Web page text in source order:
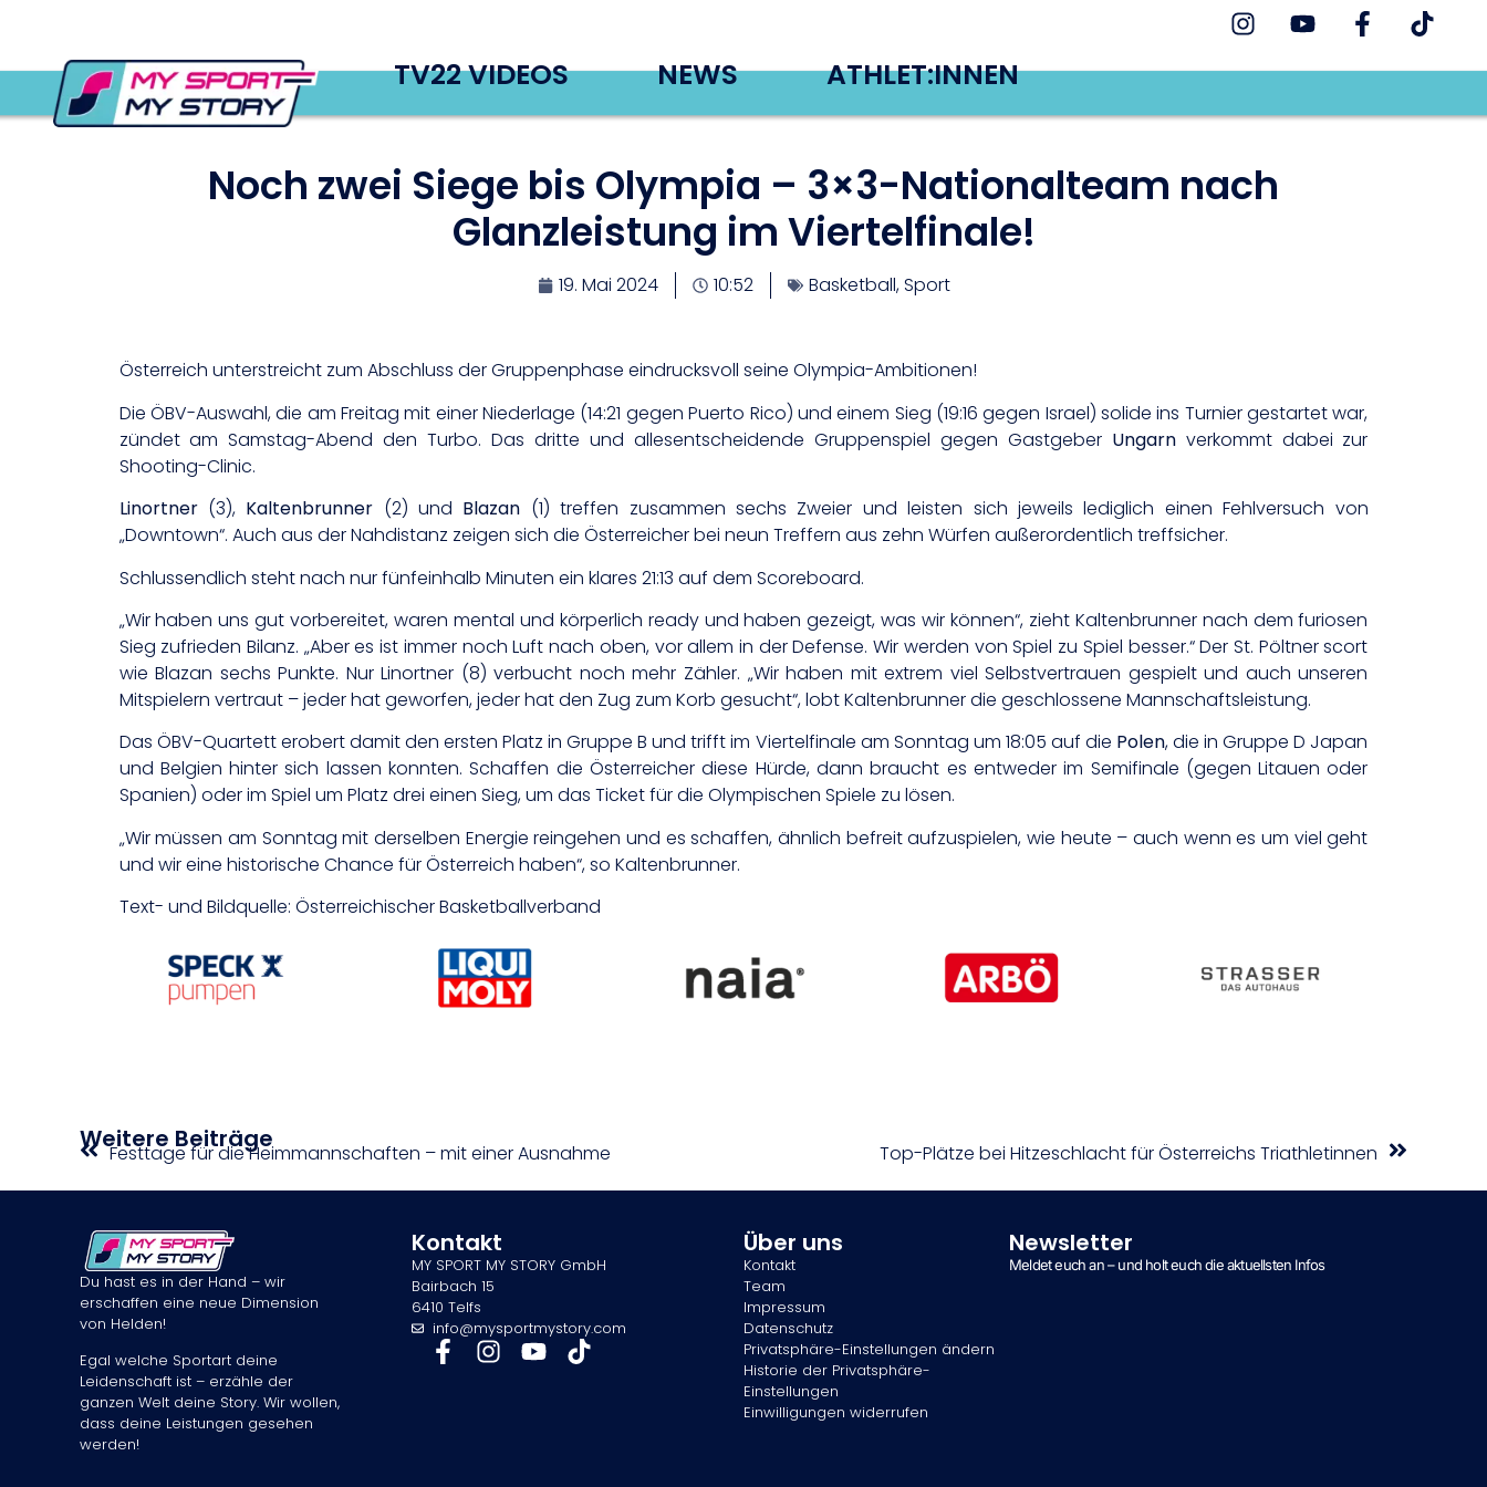
TV22 VIDEOS NEWS ATHLET:INNEN
Noch zwei Siege bis Olympia – 3×3-Nationalteam nach
Glanzleistung im Viertelfinale!
19. Mai 2024 10:52 Basketball,Sport
Österreich unterstreicht zum Abschluss der Gruppenphase eindrucksvoll seine Olympia-Ambitionen!
Die ÖBV-Auswahl, die am Freitag mit einer Niederlage (14:21 gegen Puerto Rico) und einem Sieg (19:16 gegen Israel) solide ins Turnier gestartet war,
zündet am Samstag-Abend den Turbo. Das dritte und allesentscheidende Gruppenspiel gegen Gastgeber Ungarnverkommt dabei zur
Shooting-Clinic.
Linortner(3), Kaltenbrunner (2) und Blazan (1) treffen zusammen sechs Zweier und leisten sich jeweils lediglich einen Fehlversuch von
„Downtown“. Auch aus der Nahdistanz zeigen sich die Österreicher bei neun Treffern aus zehn Würfen außerordentlich treffsicher.
Schlussendlich steht nach nur fünfeinhalb Minuten ein klares 21:13 auf dem Scoreboard.
„Wir haben uns gut vorbereitet, waren mental und körperlich ready und haben gezeigt, was wir können“, zieht Kaltenbrunner nach dem furiosen
Sieg zufrieden Bilanz. „Aber es ist immer noch Luft nach oben, vor allem in der Defense. Wir werden von Spiel zu Spiel besser.“ Der St. Pöltner scort
wie Blazan sechs Punkte. Nur Linortner (8) verbucht noch mehr Zähler. „Wir haben mit extrem viel Selbstvertrauen gespielt und auch unseren
Mitspielern vertraut – jeder hat geworfen, jeder hat den Zug zum Korb gesucht“, lobt Kaltenbrunner die geschlossene Mannschaftsleistung.
Das ÖBV-Quartett erobert damit den ersten Platz in Gruppe B und trifft im Viertelfinale am Sonntag um 18:05 auf die Polen, die in Gruppe D Japan
und Belgien hinter sich lassen konnten. Schaffen die Österreicher diese Hürde, dann braucht es entweder im Semifinale (gegen Litauen oder
Spanien) oder im Spiel um Platz drei einen Sieg, um das Ticket für die Olympischen Spiele zu lösen.
„Wir müssen am Sonntag mit derselben Energie reingehen und es schaffen, ähnlich befreit aufzuspielen, wie heute – auch wenn es um viel geht
und wir eine historische Chance für Österreich haben“, so Kaltenbrunner.
Text- und Bildquelle: Österreichischer Basketballverband
Weitere Beiträge
Festtage für die Heimmannschaften – mit einer Ausnahme Top-Plätze bei Hitzeschlacht für Österreichs Triathletinnen
Du hast es in der Hand – wir
erschaffen eine neue Dimension
von Helden!
Egal welche Sportart deine
Leidenschaft ist – erzähle der
ganzen Welt deine Story. Wir wollen,
dass deine Leistungen gesehen
werden!
Kontakt
MY SPORT MY STORY GmbH
Bairbach 15
6410 Telfs
info@mysportmystory.com
Über uns
Kontakt
Team
Impressum
Datenschutz
Privatsphäre-Einstellungen ändern
Historie der Privatsphäre-
Einstellungen
Einwilligungen widerrufen
Newsletter
Meldet euch an – und holt euch die aktuellsten Infos